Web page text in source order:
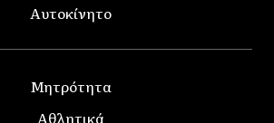
Αυτοκίνητο
Μητρότητα
Αθλητικά